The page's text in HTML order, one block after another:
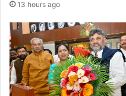
ಠ
ಚ
ನೆ
13 hours ago